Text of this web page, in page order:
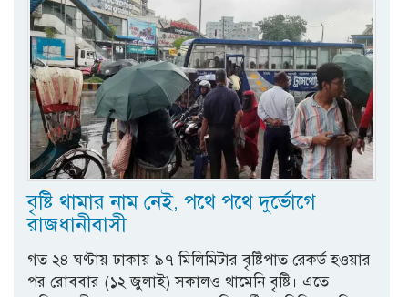
বৃষ্টি থামার নাম নেই, পথে পথে দুর্ভোগে
রাজধানীবাসী
গত ২৪ ঘণ্টায় ঢাকায় ৯৭ মিলিমিটার বৃষ্টিপাত রেকর্ড হওয়ার
পর রোববার (১২ জুলাই) সকালও থামেনি বৃষ্টি। এতে